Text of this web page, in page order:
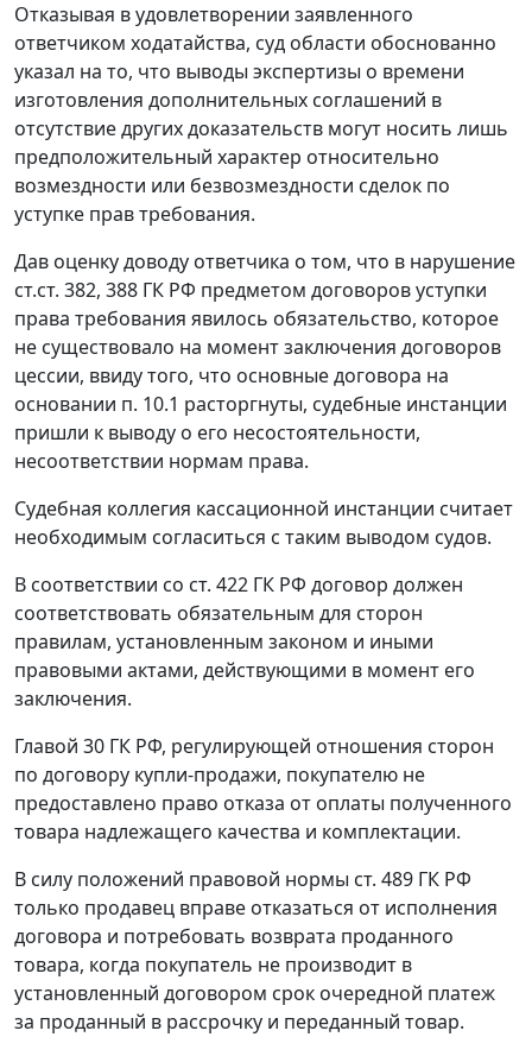
Отказывая в удовлетворении заявленного
ответчиком ходатайства, суд области обоснованно
указал на то, что выводы экспертизы о времени
изготовления дополнительных соглашений в
отсутствие других доказательств могут носить лишь
предположительный характер относительно
возмездности или безвозмездности сделок по
уступке прав требования.
Дав оценку доводу ответчика о том, что в нарушение
ст.ст. 382, 388 ГК РФ предметом договоров уступки
права требования явилось обязательство, которое
не существовало на момент заключения договоров
цессии, ввиду того, что основные договора на
основании п. 10.1 расторгнуты, судебные инстанции
пришли к выводу о его несостоятельности,
несоответствии нормам права.
Судебная коллегия кассационной инстанции считает
необходимым согласиться с таким выводом судов.
В соответствии со ст. 422 ГК РФ договор должен
соответствовать обязательным для сторон
правилам, установленным законом и иными
правовыми актами, действующими в момент его
заключения.
Главой 30 ГК РФ, регулирующей отношения сторон
по договору купли-продажи, покупателю не
предоставлено право отказа от оплаты полученного
товара надлежащего качества и комплектации.
В силу положений правовой нормы ст. 489 ГК РФ
только продавец вправе отказаться от исполнения
договора и потребовать возврата проданного
товара, когда покупатель не производит в
установленный договором срок очередной платеж
за проданный в рассрочку и переданный товар.